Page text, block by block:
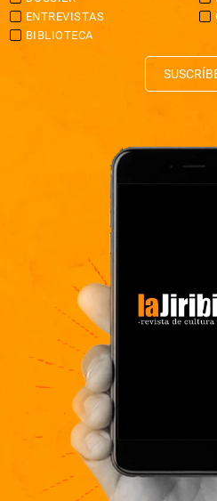
ENTREVISTAS
BIBLIOTECA